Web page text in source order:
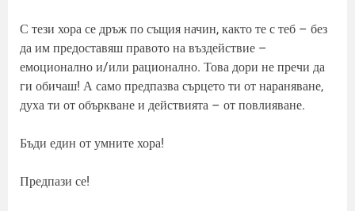
С тези хора се дръж по същия начин, както те с теб – без
да им предоставяш правото на въздействие –
емоционално и/или рационално. Това дори не пречи да
ги обичаш! А само предпазва сърцето ти от нараняване,
духа ти от объркване и действията – от повлияване.
Бъди един от умните хора!
Предпази се!